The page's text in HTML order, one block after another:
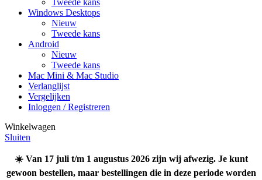
Tweede kans
Windows Desktops
Nieuw
Tweede kans
Android
Nieuw
Tweede kans
Mac Mini & Mac Studio
Verlanglijst
Vergelijken
Inloggen / Registreren
Winkelwagen
Sluiten
☀️ Van 17 juli t/m 1 augustus 2026 zijn wij afwezig. Je kunt
gewoon bestellen, maar bestellingen die in deze periode worden